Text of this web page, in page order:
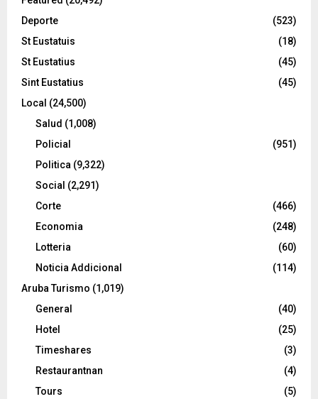
Deporte
(523)
St Eustatuis
(18)
St Eustatius
(45)
Sint Eustatius
(45)
Local (24,500)
Salud (1,008)
Policial
(951)
Politica (9,322)
Social (2,291)
Corte
(466)
Economia
(248)
Lotteria
(60)
Noticia Addicional
(114)
Aruba Turismo (1,019)
General
(40)
Hotel
(25)
Timeshares
(3)
Restaurantnan
(4)
Tours
(5)